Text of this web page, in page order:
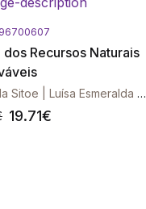
dos Recursos Naturais
Almeida Sitoe | Luísa Esmeralda Santos
19.71€